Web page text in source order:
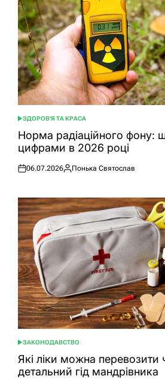
ОПУБЛІКУВАТИ
У
ЗДОРОВ'Я ТА КРАСА
Норма радіаційного фону:
цифрами в 2026 році
Оприлюднено
06.07.2026
Опубліковано
Понька Святослав
ОПУБЛІКУВАТИ
У
ЗАКОНОДАВСТВО
Які ліки можна перевозити
детальний гід мандрівника